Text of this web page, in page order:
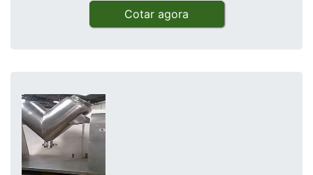
Cotar agora